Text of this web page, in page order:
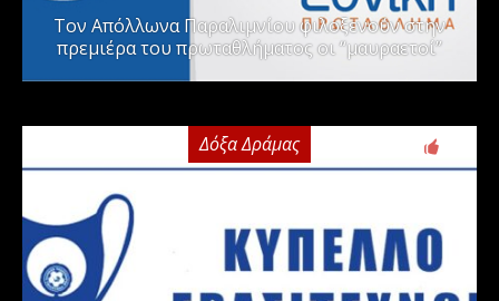
Τον Απόλλωνα Παραλιμνίου φιλοξενούν στην
πρεμιέρα του πρωταθλήματος οι “μαυραετοί”
Δόξα Δράμας